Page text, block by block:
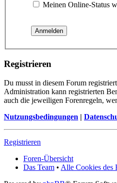
Meinen Online-Status
Registrieren
Du musst in diesem Forum
Administration kann registrierten
auch die jeweiligen Forenregeln,
Nutzungsbedingungen |
Registrieren
Foren-Übersicht
Das Team • Alle Cookies des